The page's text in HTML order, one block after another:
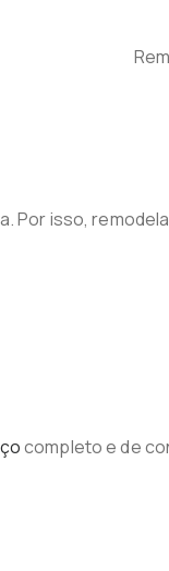
isso,
completo e de